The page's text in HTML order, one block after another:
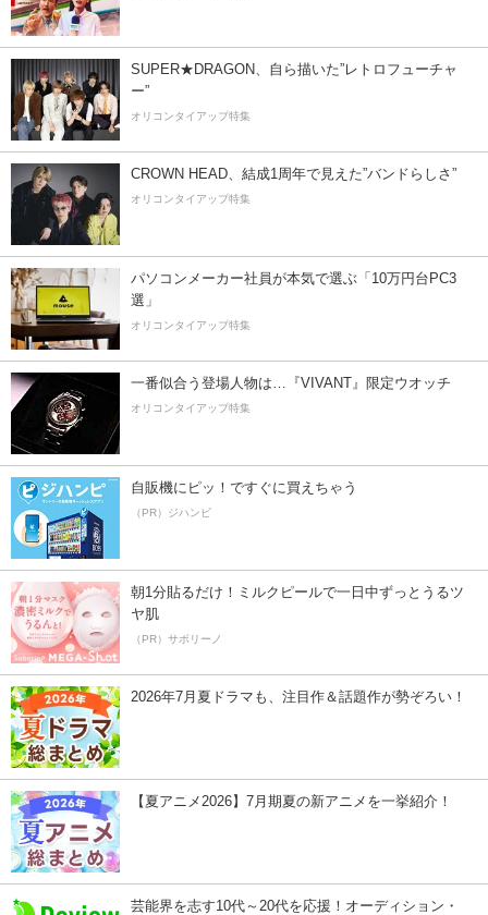
SUPER★DRAGON、自ら描いた”レトロフューチャ
ー”
オリコンタイアップ特集
CROWN HEAD、結成1周年で見えた”バンドらしさ”
オリコンタイアップ特集
パソコンメーカー社員が本気で選ぶ「10万円台PC3
選」
オリコンタイアップ特集
一番似合う登場人物は…『VIVANT』限定ウオッチ
オリコンタイアップ特集
自販機にピッ！ですぐに買えちゃう
（PR）ジハンピ
朝1分貼るだけ！ミルクピールで一日中ずっとうるツ
ヤ肌
（PR）サボリーノ
2026年7月夏ドラマも、注目作＆話題作が勢ぞろい！
【夏アニメ2026】7月期夏の新アニメを一挙紹介！
芸能界を志す10代～20代を応援！オーディション・